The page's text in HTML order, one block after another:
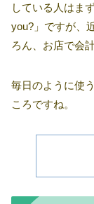
している人はま
you?」ですが、
ろん、お店で会
毎日のように使
ころですね。